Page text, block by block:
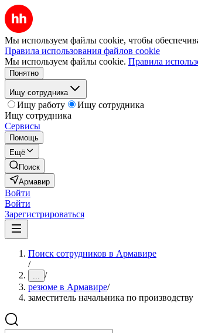
Мы используем файлы cookie, чтобы
Правила использования файлов cookie
Мы используем файлы cookie. Правила
Понятно
Ищу сотрудника
Ищу работу
Ищу сотрудника
Ищу сотрудника
Сервисы
Помощь
Ещё
Поиск
Армавир
Войти
Войти
Зарегистрироваться
Поиск сотрудников в Армавире
/
... /
резюме в Армавире/
заместитель начальника по производству